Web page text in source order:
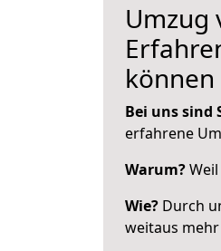
Umzug
können
Bei uns sind
erfahrene
Warum?
Wie? Durch
weitaus